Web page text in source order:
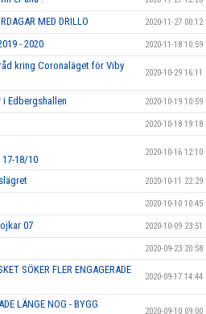
MED DRILLO 2020-11-27 00:12
- 2020 2020-11-18 10:59
kring Coronaläget för Viby
2020-10-29 16:11
Edbergshallen 2020-10-19 10:59
2020-10-18 19:18
18/10
2020-10-16 12:10
2020-10-11 22:29
2020-10-10 10:45
07 2020-10-09 23:51
2020-09-23 20:58
SÖKER FLER ENGAGERADE
2020-09-17 14:44
LÄNGE NOG - BYGG
2020-09-10 09:00